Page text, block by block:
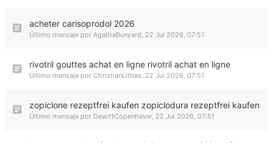
acheter carisoprodol 2026
Último mensaje por AgathaBunyard, 22 Jul 2026, 07:51
rivotril gouttes achat en ligne rivotril achat en ligne
Último mensaje por ChristianLittles, 22 Jul 2026, 07:51
zopiclone rezeptfrei kaufen zopiclodura rezeptfrei kaufen
Último mensaje por DewittCopenhaver, 22 Jul 2026, 07:51